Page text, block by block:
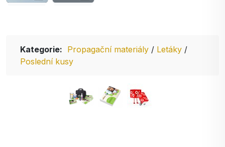
Kategorie: Propagační materiály / Letáky /
Poslední kusy